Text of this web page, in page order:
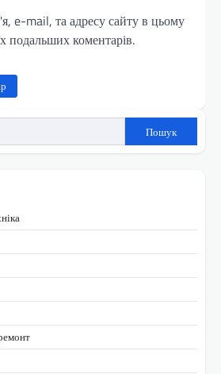
e-mail, та адресу сайту в цьому
подальших коментарів.
Пошук